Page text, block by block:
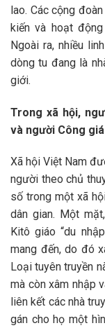
lao. Các cộng
kiến và hoạt
Ngoài ra, nhiều
dòng tu đang là
giới.
Trong xã hội,
và người Công
Xã hội Việt Nam
người theo chủ
số trong một xã
dân gian. Một
Kitô giáo “du
mang đến, do đó
Loại tuyên truyền
mà còn xâm nhập
liên kết các nhà
gán cho họ một